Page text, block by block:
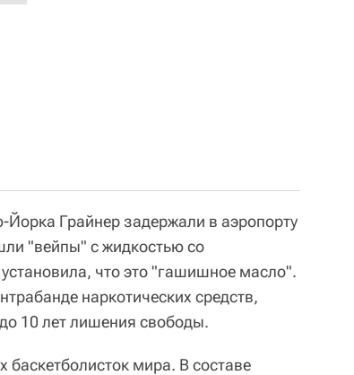
Грайнер задержали в аэропорту
"вейпы" с жидкостью со
что это "гашишное масло".
наркотических средств,
10 лет лишения свободы.
баскетболисток мира. В составе